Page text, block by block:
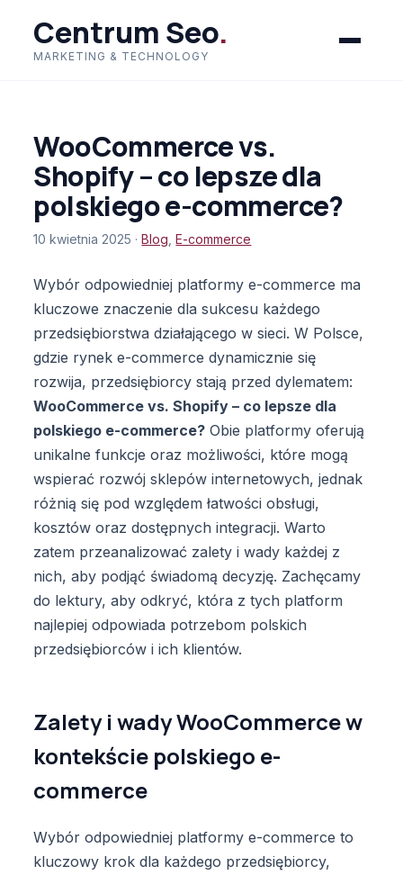
Centrum Seo.
MARKETING & TECHNOLOGY
WooCommerce vs.
Shopify – co lepsze dla
polskiego e-commerce?
10 kwietnia 2025 ·Blog ,E-commerce
Wybór odpowiedniej platformy e-commerce ma
kluczowe znaczenie dla sukcesu każdego
przedsiębiorstwa działającego w sieci. W Polsce,
gdzie rynek e-commerce dynamicznie się
rozwija, przedsiębiorcy stają przed dylematem:
WooCommerce vs. Shopify – co lepsze dla
polskiego e-commerce? Obie platformy oferują
unikalne funkcje oraz możliwości, które mogą
wspierać rozwój sklepów internetowych, jednak
różnią się pod względem łatwości obsługi,
kosztów oraz dostępnych integracji. Warto
zatem przeanalizować zalety i wady każdej z
nich, aby podjąć świadomą decyzję. Zachęcamy
do lektury, aby odkryć, która z tych platform
najlepiej odpowiada potrzebom polskich
przedsiębiorców i ich klientów.
Zalety i wady WooCommerce w
kontekście polskiego e-
commerce
Wybór odpowiedniej platformy e-commerce to
kluczowy krok dla każdego przedsiębiorcy,